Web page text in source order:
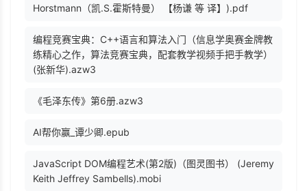
Horstmann（凯.S.霍斯特曼） 【杨谦 等 译】).pdf
编程竞赛宝典：C++语言和算法入门（信息学奥赛金牌教
练精心之作，算法竞赛宝典，配套教学视频手把手教学）
(张新华).azw3
《毛泽东传》第6册.azw3
AI帮你赢_谭少卿.epub
JavaScript DOM编程艺术(第2版)（图灵图书） (Jeremy
Keith Jeffrey Sambells).mobi